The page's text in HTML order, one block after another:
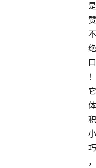
是
赞
不
绝
口
！
它
体
积
小
巧
，